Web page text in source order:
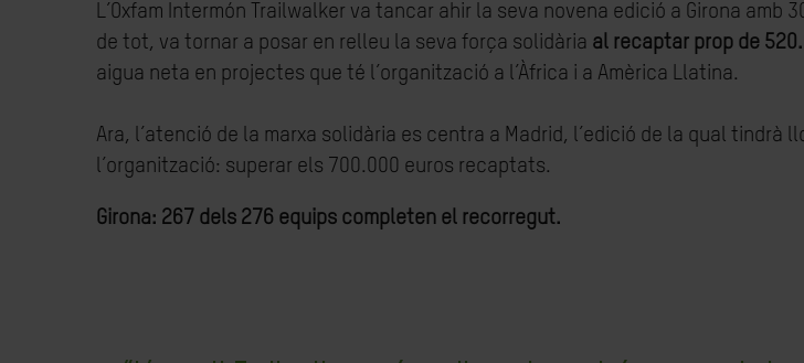
L’Oxfam Intermón Trailwalker va tancar ahir la seva novena edició a Girona
de tot, va tornar a posar en relleu la seva força solidària al recaptar prop de
aigua neta en projectes que té l’organització a l’Àfrica i a Amèrica Llatina.
Ara, l’atenció de la marxa solidària es centra a Madrid, l’edició de la qual tindrà
l’organització: superar els 700.000 euros recaptats.
Girona: 267 dels 276 equips completen el recorregut.